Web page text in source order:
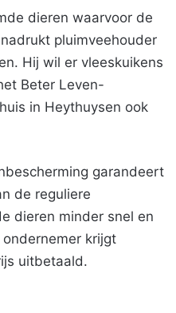
dieren waarvoor de
pluimveehouder
Hij wil er vleeskuikens
Beter Leven-
in Heythuysen ook
garandeert
de reguliere
dieren minder snel en
krijgt
uitbetaald.